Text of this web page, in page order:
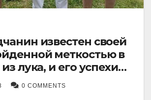
известен своей
меткостью в
лука, и его успехи
его в
крае.
0 COMMENTS